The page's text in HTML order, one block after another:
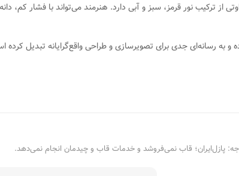
ترکیب نور قرمز، سبز و آبی دارد. هنرمند می‌تواند با فشار کم،
و به رسانه‌ای جدی برای تصویرسازی و طراحی واقع‌گرایانه تبدیل کرده
پازل‌ایران؛ قاب نمی‌فروشد و خدمات قاب و چیدمان انجام نمی‌دهد.